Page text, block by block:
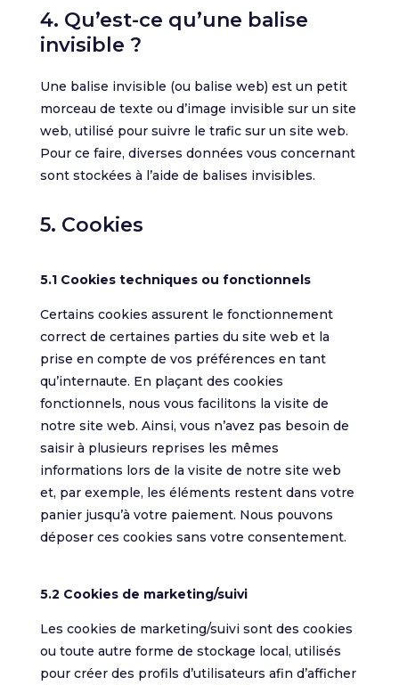
4. Qu’est-ce qu’une balise
invisible ?
Une balise invisible (ou balise web) est un petit
morceau de texte ou d’image invisible sur un site
web, utilisé pour suivre le trafic sur un site web.
Pour ce faire, diverses données vous concernant
sont stockées à l’aide de balises invisibles.
5. Cookies
5.1 Cookies techniques ou fonctionnels
Certains cookies assurent le fonctionnement
correct de certaines parties du site web et la
prise en compte de vos préférences en tant
qu’internaute. En plaçant des cookies
fonctionnels, nous vous facilitons la visite de
notre site web. Ainsi, vous n’avez pas besoin de
saisir à plusieurs reprises les mêmes
informations lors de la visite de notre site web
et, par exemple, les éléments restent dans votre
panier jusqu’à votre paiement. Nous pouvons
déposer ces cookies sans votre consentement.
5.2 Cookies de marketing/suivi
Les cookies de marketing/suivi sont des cookies
ou toute autre forme de stockage local, utilisés
pour créer des profils d’utilisateurs afin d’afficher